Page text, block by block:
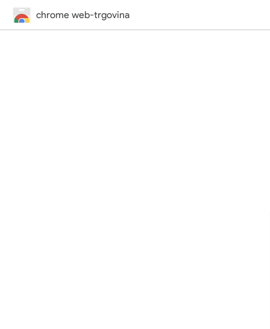
chrome web-trgovina